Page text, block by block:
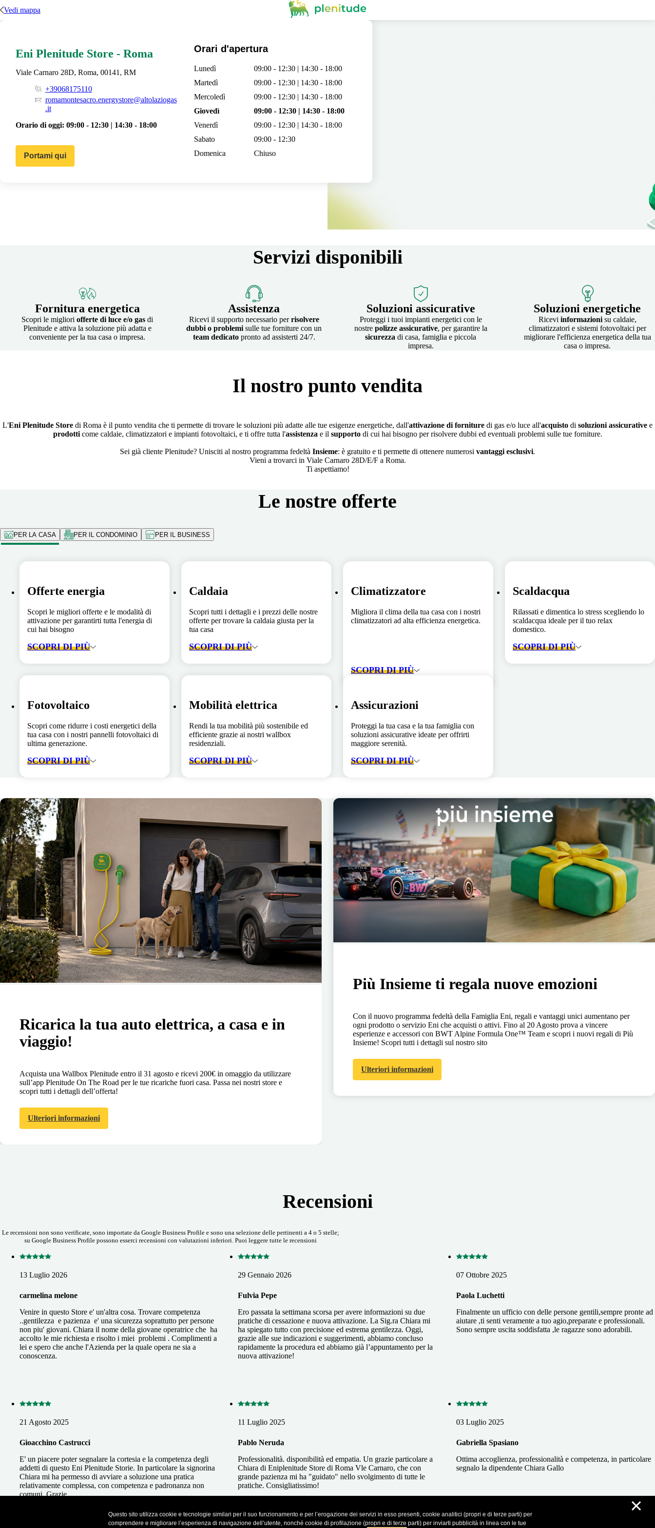
Questo sito utilizza cookie e tecnologie similari per il suo funzionamento e per l’erogazione dei servizi in esso presenti, cookie analitici (propri e di terze parti) per
comprendere e migliorare l’esperienza di navigazione dell’utente, nonché cookie di profilazione (propri e di terze parti) per inviarti pubblicità in linea con le tue
×
Vedi mappa
Eni Plenitude Store - Roma
Viale Carnaro 28D, Roma, 00141, RM
+39068175110
romamontesacro.energystore@altolaziogas
.it
Orario di oggi: 09:00 - 12:30 | 14:30 - 18:00
Portami qui
Orari d'apertura
Lunedì
09:00 - 12:30 | 14:30 - 18:00
Martedì
09:00 - 12:30 | 14:30 - 18:00
Mercoledì
09:00 - 12:30 | 14:30 - 18:00
Giovedì
09:00 - 12:30 | 14:30 - 18:00
Venerdì
09:00 - 12:30 | 14:30 - 18:00
Sabato
09:00 - 12:30
Domenica
Chiuso
Servizi disponibili
Fornitura energetica
Scopri le migliori offerte di luce e/o gas di
Plenitude e attiva la soluzione più adatta e
conveniente per la tua casa o impresa.
Assistenza
Ricevi il supporto necessario perrisolvere
dubbi o problemi sulle tue forniture con un
team dedicatopronto ad assisterti 24/7.
Soluzioni assicurative
Proteggi i tuoi impianti energetici con le
nostre polizze assicurative, per garantire la
sicurezza di casa, famiglia e piccola
impresa.
Soluzioni energetiche
Ricevi informazionisu caldaie,
climatizzatori e sistemi fotovoltaici per
migliorare l'efficienza energetica della tua
casa o impresa.
Il nostro punto vendita
L'Eni Plenitude Store di Roma è il punto vendita che ti permette di trovare le soluzioni più adatte alle tue esigenze energetiche, dall'attivazione di forniture di gas e/o luce all'acquisto di soluzioni assicurative e
prodotticome caldaie, climatizzatori e impianti fotovoltaici, e ti offre tutta l'assistenza e il supportodi cui hai bisogno per risolvere dubbi ed eventuali problemi sulle tue forniture.
Sei già cliente Plenitude? Unisciti al nostro programma fedeltà Insieme: è gratuito e ti permette di ottenere numerosi vantaggi esclusivi.
Vieni a trovarci in Viale Carnaro 28D/E/F a Roma.
Ti aspettiamo!
Le nostre offerte
PER LA CASA PER IL CONDOMINIO PER IL BUSINESS
Offerte energia
Scopri le migliori offerte e le modalità di
attivazione per garantirti tutta l'energia di
cui hai bisogno
SCOPRI DI PIÙ
Caldaia
Scopri tutti i dettagli e i prezzi delle nostre
offerte per trovare la caldaia giusta per la
tua casa
SCOPRI DI PIÙ
Climatizzatore
Migliora il clima della tua casa con i nostri
climatizzatori ad alta efficienza energetica.
SCOPRI DI PIÙ
Scaldacqua
Rilassati e dimentica lo stress scegliendo lo
scaldacqua ideale per il tuo relax
domestico.
SCOPRI DI PIÙ
Fotovoltaico
Scopri come ridurre i costi energetici della
tua casa con i nostri pannelli fotovoltaici di
ultima generazione.
SCOPRI DI PIÙ
Mobilità elettrica
Rendi la tua mobilità più sostenibile ed
efficiente grazie ai nostri wallbox
residenziali.
SCOPRI DI PIÙ
Assicurazioni
Proteggi la tua casa e la tua famiglia con
soluzioni assicurative ideate per offrirti
maggiore serenità.
SCOPRI DI PIÙ
Ricarica la tua auto elettrica, a casa e in
viaggio!
Acquista una Wallbox Plenitude entro il 31 agosto e ricevi 200€ in omaggio da utilizzare
sull’app Plenitude On The Road per le tue ricariche fuori casa. Passa nei nostri store e
scopri tutti i dettagli dell’offerta!
Ulteriori informazioni
Più Insieme ti regala nuove emozioni
Con il nuovo programma fedeltà della Famiglia Eni, regali e vantaggi unici aumentano per
ogni prodotto o servizio Eni che acquisti o attivi. Fino al 20 Agosto prova a vincere
esperienze e accessori con BWT Alpine Formula One™ Team e scopri i nuovi regali di Più
Insieme! Scopri tutti i dettagli sul nostro sito
Ulteriori informazioni
Recensioni
Le recensioni non sono verificate, sono importate da Google Business Profile e sono una selezione delle pertinenti a 4 o 5 stelle;
su Google Business Profile possono esserci recensioni con valutazioni inferiori. Puoi leggere tutte le recensioni
13 Luglio 2026
carmelina melone
Venire in questo Store e' un'altra cosa. Trovare competenza
..gentilezza e pazienza e' una sicurezza soprattutto per persone
non piu' giovani. Chiara il nome della giovane operatrice che ha
accolto le mie richiesta e risolto i miei problemi . Complimenti a
lei e spero che anche l'Azienda per la quale opera ne sia a
conoscenza.
29 Gennaio 2026
Fulvia Pepe
Ero passata la settimana scorsa per avere informazioni su due
pratiche di cessazione e nuova attivazione. La Sig.ra Chiara mi
ha spiegato tutto con precisione ed estrema gentilezza. Oggi,
grazie alle sue indicazioni e suggerimenti, abbiamo concluso
rapidamente la procedura ed abbiamo già l’appuntamento per la
nuova attivazione!
07 Ottobre 2025
Paola Luchetti
Finalmente un ufficio con delle persone gentili,sempre pronte ad
aiutare ,ti senti veramente a tuo agio,preparate e professionali.
Sono sempre uscita soddisfatta ,le ragazze sono adorabili.
21 Agosto 2025
Gioacchino Castrucci
E' un piacere poter segnalare la cortesia e la competenza degli
addetti di questo Eni Plenitude Storie. In particolare la signorina
Chiara mi ha permesso di avviare a soluzione una pratica
relativamente complessa, con competenza e padronanza non
comuni. Grazie.
11 Luglio 2025
Pablo Neruda
Professionalità. disponibilità ed empatia. Un grazie particolare a
Chiara di Eniplenitude Store di Roma Vle Carnaro, che con
grande pazienza mi ha "guidato" nello svolgimento di tutte le
pratiche. Consigliatissimo!
03 Luglio 2025
Gabriella Spasiano
Ottima accoglienza, professionalità e competenza, in particolare
segnalo la dipendente Chiara Gallo
Recensioni importate da Google Business Profile. Puoi leggere tutte le recensioni cliccando sul seguente Link